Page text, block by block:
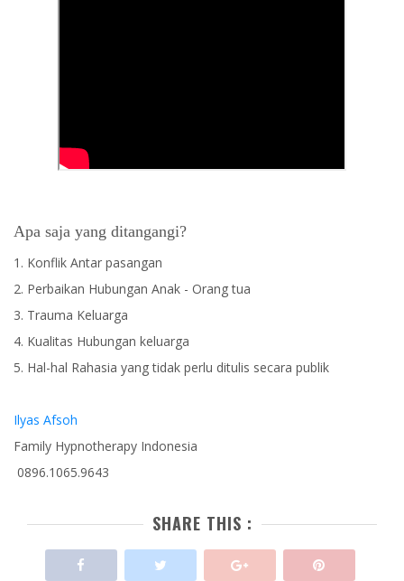
Apa saja yang ditangangi?
1. Konflik Antar pasangan
2. Perbaikan Hubungan Anak - Orang tua
3. Trauma Keluarga
4. Kualitas Hubungan keluarga
5. Hal-hal Rahasia yang tidak perlu ditulis secara publik
Ilyas Afsoh
Family Hypnotherapy Indonesia
0896.1065.9643
SHARE THIS :